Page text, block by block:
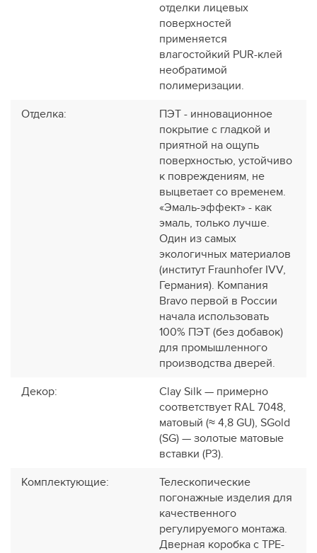
отделки лицевых
поверхностей
применяется
влагостойкий PUR-клей
необратимой
полимеризации.
Отделка:
ПЭТ - инновационное
покрытие c гладкой и
приятной на ощупь
поверхностью, устойчиво
к повреждениям, не
выцветает со временем.
«Эмаль-эффект» - как
эмаль, только лучше.
Один из самых
экологичных материалов
(институт Fraunhofer IVV,
Германия). Компания
Bravo первой в России
начала использовать
100% ПЭТ (без добавок)
для промышленного
производства дверей.
Декор:
Clay Silk — примерно
соответствует RAL 7048,
матовый (≈ 4,8 GU), SGold
(SG) — золотые матовые
вставки (P3).
Комплектующие:
Телескопические
погонажные изделия для
качественного
регулируемого монтажа.
Дверная коробка с TPE-